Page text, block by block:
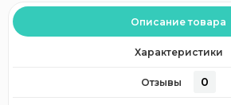
Описание товара
Характеристики
Отзывы 0